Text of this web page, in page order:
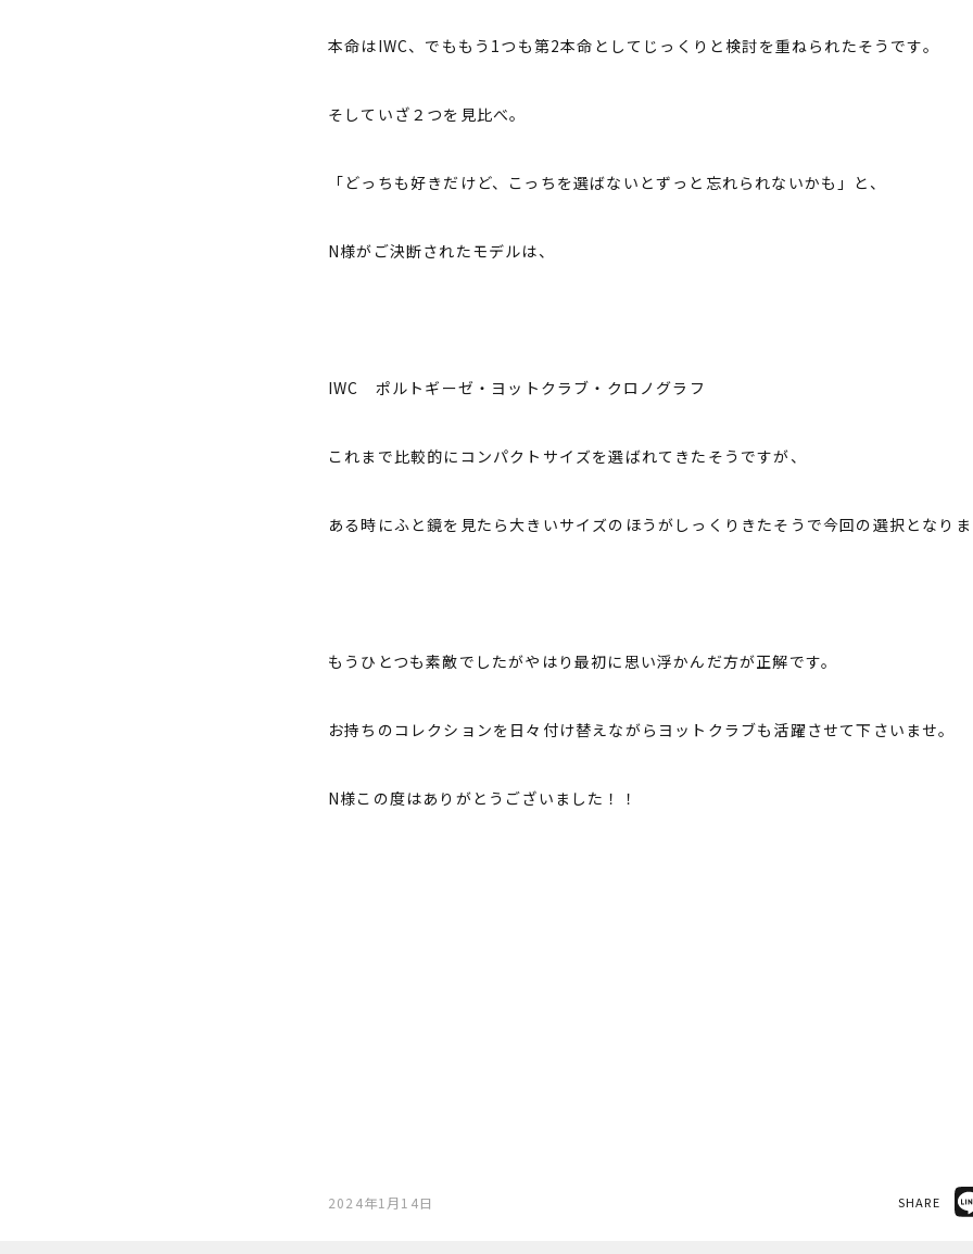
本命はIWC、でももう1つも第2本命としてじっくりと検討を重ねられたそうです。
そしていざ２つを見比べ。
「どっちも好きだけど、こっちを選ばないとずっと忘れられないかも」と、
N様がご決断されたモデルは、
IWC ポルトギーゼ・ヨットクラブ・クロノグラフ
これまで比較的にコンパクトサイズを選ばれてきたそうですが、
ある時にふと鏡を見たら大きいサイズのほうがしっくりきたそうで今回の選択となり
もうひとつも素敵でしたがやはり最初に思い浮かんだ方が正解です。
お持ちのコレクションを日々付け替えながらヨットクラブも活躍させて下さいませ。
N様この度はありがとうございました！！
2024年1月14日 SHARE